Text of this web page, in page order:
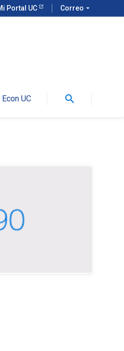
Portal UC Correo arrow_drop_down
UC search